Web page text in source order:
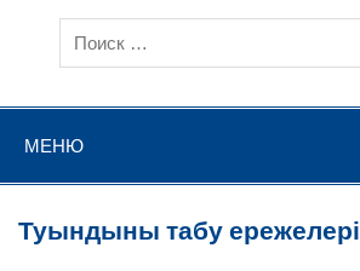
МЕНЮ
Туындыны табу ережелері